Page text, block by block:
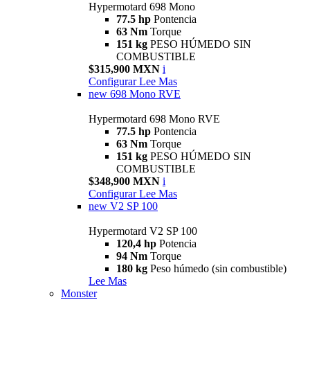
Hypermotard 698 Mono
77.5 hp Pontencia
63 Nm Torque
151 kg PESO HÚMEDO SIN
COMBUSTIBLE
$315,900 MXN i
Configurar Lee Mas
new 698 Mono RVE
Hypermotard 698 Mono RVE
77.5 hp Pontencia
63 Nm Torque
151 kg PESO HÚMEDO SIN
COMBUSTIBLE
$348,900 MXN i
Configurar Lee Mas
new V2 SP 100
Hypermotard V2 SP 100
120,4 hp Potencia
94 Nm Torque
180 kg Peso húmedo (sin combustible)
Lee Mas
Monster